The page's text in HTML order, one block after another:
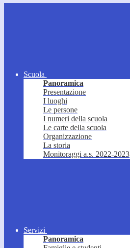
Scuola
Panoramica
Presentazione
I luoghi
Le persone
I numeri della scuola
Le carte della scuola
Organizzazione
La storia
Monitoraggi a.s. 2022-2023
Servizi
Panoramica